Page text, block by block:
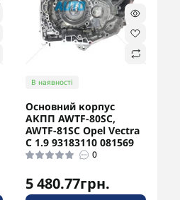
В наявності
Основний корпус
АКПП AWTF-80SC,
AWTF-81SC Opel Vectra
C 1.9 93183110 081569
0
5 480.77грн.